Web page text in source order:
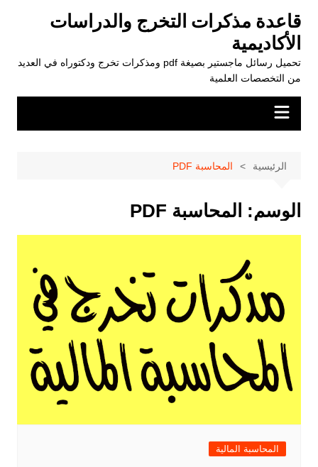
المحتوى
قاعدة مذكرات التخرج والدراسات
الأكاديمية
تحميل رسائل ماجستير بصيغة pdf ومذكرات تخرج ودكتوراه في العديد
من التخصصات العلمية
الرئيسية المحاسبة PDF
الوسم: المحاسبة PDF
المحاسبة المالية